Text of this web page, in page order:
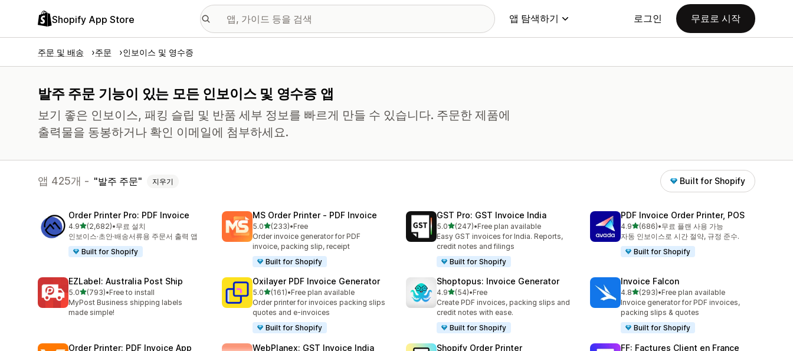
Shopify App Store 앱 탐색하기 로그인 무료로 시작
주문 및 배송 주문 인보이스 및 영수증
발주 주문 기능이 있는 모든 인보이스 및 영수증 앱
보기 좋은 인보이스, 패킹 슬립 및 반품 세부 정보를 빠르게 만들 수 있습니다. 주문한 제품에
출력물을 동봉하거나 확인 이메일에 첨부하세요.
앱 425개 - 발주 주문 지우기 Built for Shopify
Order Printer Pro: PDF Invoice
4.9별 5개 중
(2,682)
총 리뷰 2682개
•무료 설치
인보이스·초안·배송서류용 주문서 출력 앱
Built for Shopify
MS Order Printer ‑ PDF Invoice
5.0별 5개 중
(233)
총 리뷰 233개
•Free
Order invoice generator for PDF
invoice, packing slip, receipt
Built for Shopify
GST Pro: GST Invoice India
5.0별 5개 중
(247)
총 리뷰 247개
•Free plan available
Easy GST invoices for India. Reports,
credit notes and filings
Built for Shopify
PDF Invoice Order Printer, POS
4.9별 5개 중
(686)
총 리뷰 686개
•무료 플랜 사용 가능
자동 인보이스로 시간 절약, 규정 준수.
Built for Shopify
EZLabel: Australia Post Ship
5.0별 5개 중
(793)
총 리뷰 793개
•Free to install
MyPost Business shipping labels
made simple!
Oxilayer PDF Invoice Generator
5.0별 5개 중
(161)
총 리뷰 161개
•Free plan available
Order printer for invoices packing slips
quotes and e-invoices
Built for Shopify
Shoptopus: Invoice Generator
4.9별 5개 중
(54)
총 리뷰 54개
•Free
Create PDF invoices, packing slips and
credit notes with ease.
Built for Shopify
Invoice Falcon
4.8별 5개 중
(293)
총 리뷰 293개
•Free plan available
Invoice generator for PDF invoices,
packing slips & quotes
Built for Shopify
Order Printer: PDF Invoice App WebPlanex: GST Invoice India Shopify Order Printer FF: Factures Client en France